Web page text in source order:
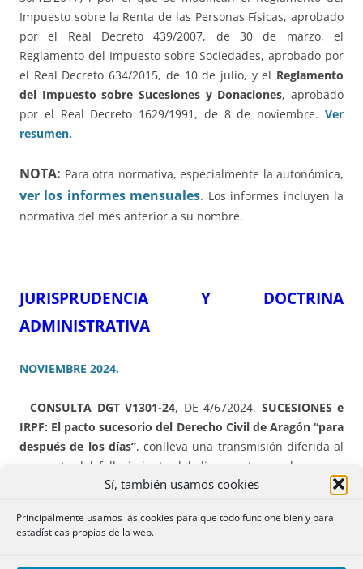
Sí, también usamos cookies
Principalmente usamos las cookies para que todo funcione bien y para
estadísticas propias de la web.
Impuesto sobre la Renta de las Personas Físicas, aprobado
por el Real Decreto 439/2007, de 30 de marzo, el
Reglamento del Impuesto sobre Sociedades, aprobado por
el Real Decreto 634/2015, de 10 de julio, y el Reglamento
del Impuesto sobre Sucesiones y Donaciones, aprobado
por el Real Decreto 1629/1991, de 8 de noviembre. Ver
resumen.
NOTA: Para otra normativa, especialmente la autonómica,
ver los informes mensuales. Los informes incluyen la
normativa del mes anterior a su nombre.
JURISPRUDENCIA Y DOCTRINA
ADMINISTRATIVA
NOVIEMBRE 2024.
–CONSULTA DGT V1301-24, DE 4/672024. SUCESIONES e
IRPF: El pacto sucesorio del Derecho Civil de Aragón “para
después de los días”, conlleva una transmisión diferida al
momento del fallecimiento del disponente, por lo que e
una adquisición mortis causa ordinaria que se devenga a
valor de adquisición deberán referirse al fallecimiento del